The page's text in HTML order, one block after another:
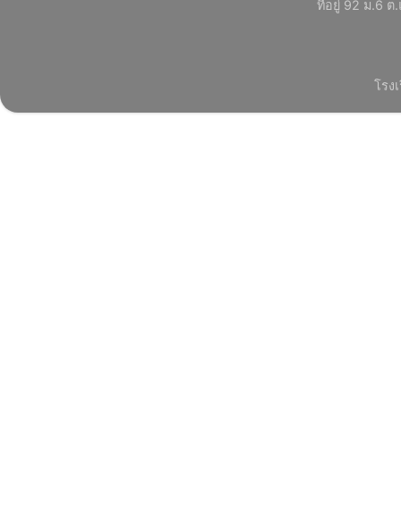
ที่อยู่ 92 ม.6 ต.
โรง